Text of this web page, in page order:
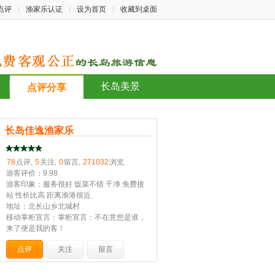
评 渔家乐认证 设为首页 收藏到桌面
点评分享 长岛美景
长岛佳逸渔家乐
78点评, 5关注, 0留言, 271032浏览
游客评价：9.98
游客印象：服务很好 饭菜不错 干净 免费接
站 性价比高 距离渔港很近
地址：北长山乡北城村
移动掌柜宣言：掌柜宣言：不在意您是谁，
来了便是我的客！
点评 关注 留言